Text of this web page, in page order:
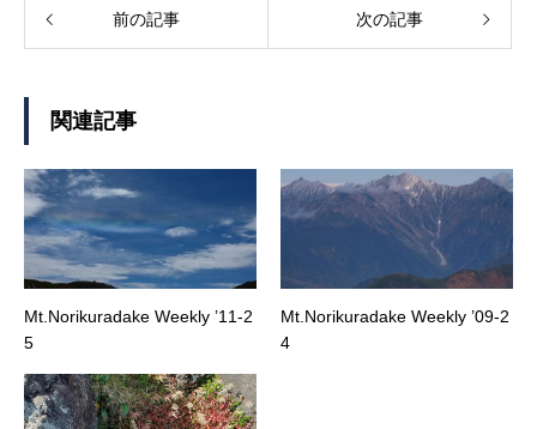
前の記事 次の記事
関連記事
Mt.Norikuradake Weekly ’11-2
5
Mt.Norikuradake Weekly ’09-2
4